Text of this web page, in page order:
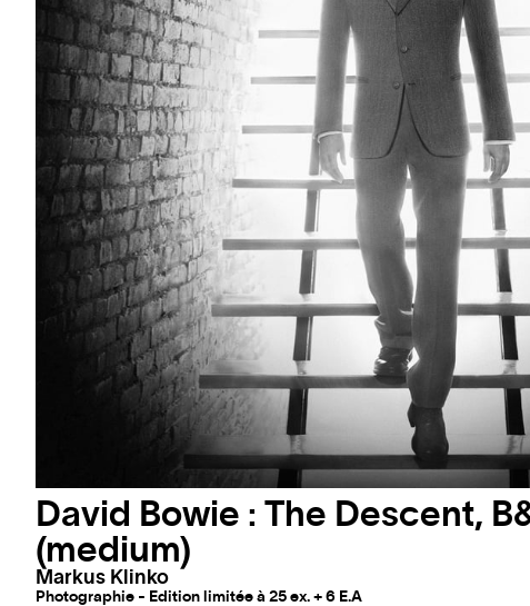
David Bowie : The Descent,
(medium)
Markus Klinko
Photographie - Edition limitée à 25 ex. + 6 E.A